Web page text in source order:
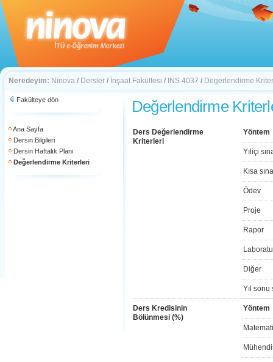
Neredeyim: Ninova / Dersler / İnşaat Fakültesi / INS 4037 / Degerlendirme
Fakülteye dön
Ana Sayfa
Dersin Bilgileri
Dersin Haftalık Planı
Değerlendirme Kriterleri
Değerlendirme
Ders Değerlendirme
Kriterleri
Yöntem
Yıliçi
Kısa
Ödev
Proje
Rapor
Diğer
Yıl sonu
Ders Kredisinin
Bölünmesi (%)
Yöntem